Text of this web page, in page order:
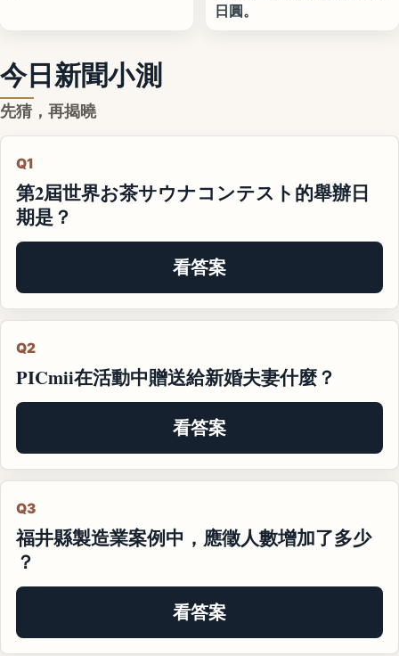
日圓。
今日新聞小測
先猜，再揭曉
Q1
第2屆世界お茶サウナコンテスト的舉辦日
期是？
看答案
Q2
PICmii在活動中贈送給新婚夫妻什麼？
看答案
Q3
福井縣製造業案例中，應徵人數增加了多少
？
看答案